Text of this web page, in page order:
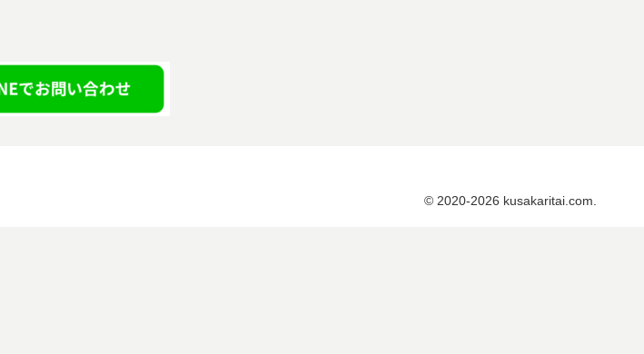
© 2020-2026 kusakaritai.com.